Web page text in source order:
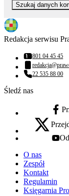
Szukaj danych
Redakcja serwisu
Numer telefonu:
801 04 45 45
Adres email:
Numer telefonu:
22 535 88 00
Śledź nas
x - otwiera
O nas
Zespół
Kontakt
Regulamin
Księgarnia